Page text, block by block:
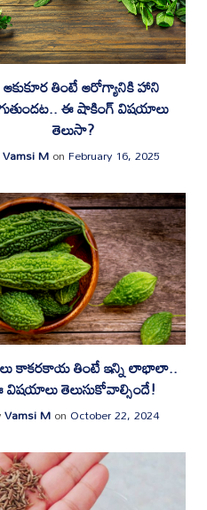
తింటే ఆరోగ్యానికి హాని
ఈ షాకింగ్ విషయాలు
తెలుసా?
Vamsi MonFebruary 16, 2025
కాకరకాయ తింటే ఇన్ని లాభాలా..
తెలుసుకోవాల్సిందే!
Vamsi Mon October 22, 2024